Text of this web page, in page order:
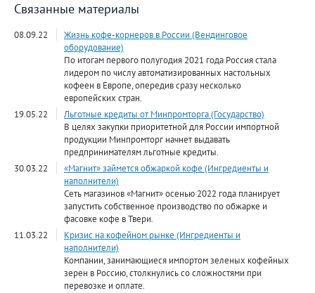
Связанные материалы
08.09.22
Жизнь кофе-корнеров в России (Вендинговое
оборудование)
По итогам первого полугодия 2021 года Россия стала
лидером по числу автоматизированных настольных
кофеен в Европе, опередив сразу несколько
европейских стран.
19.05.22
Льготные кредиты от Минпромторга (Государство)
В целях закупки приоритетной для России импортной
продукции Минпромторг начнет выдавать
предпринимателям льготные кредиты.
30.03.22
«Магнит» займется обжаркой кофе (Ингредиенты и
наполнители)
Сеть магазинов «Магнит» осенью 2022 года планирует
запустить собственное производство по обжарке и
фасовке кофе в Твери.
11.03.22
Кризис на кофейном рынке (Ингредиенты и
наполнители)
Компании, занимающиеся импортом зеленых кофейных
зерен в Россию, столкнулись со сложностями при
перевозке и оплате.